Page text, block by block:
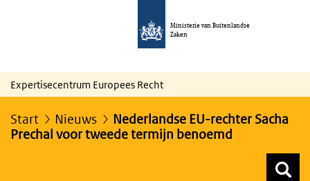
Ministerie van Buitenlandse
Zaken
Expertisecentrum Europees Recht
Start Nieuws
Nederlandse EU-rechter Sacha
Prechal voor tweede termijn benoemd